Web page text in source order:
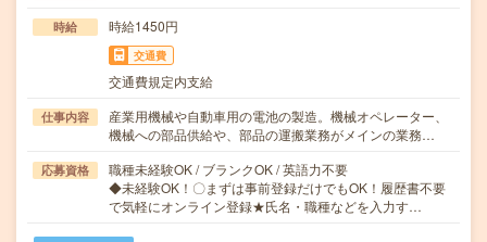
時給 時給1450円
交通費
交通費規定内支給
仕事内容
産業用機械や自動車用の電池の製造。機械オペレーター、
機械への部品供給や、部品の運搬業務がメインの業務…
応募資格
職種未経験OK / ブランクOK / 英語力不要
◆未経験OK！〇まずは事前登録だけでもOK！履歴書不要
で気軽にオンライン登録★氏名・職種などを入力す…